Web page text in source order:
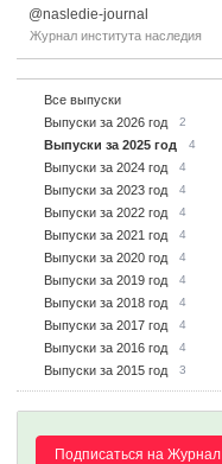
@nasledie-journal
Журнал института наследия
Все выпуски
Выпуски за 2026 год 2
Выпуски за 2025 год 4
Выпуски за 2024 год 4
Выпуски за 2023 год 4
Выпуски за 2022 год 4
Выпуски за 2021 год 4
Выпуски за 2020 год 4
Выпуски за 2019 год 4
Выпуски за 2018 год 4
Выпуски за 2017 год 4
Выпуски за 2016 год 4
Выпуски за 2015 год 3
Подписаться на Журнал